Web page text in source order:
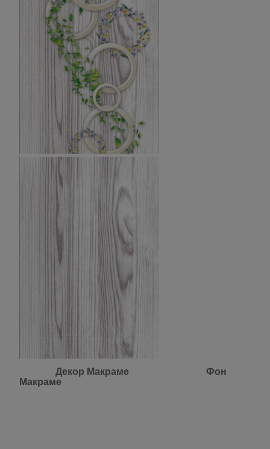
Декор Макраме Фон
Макраме